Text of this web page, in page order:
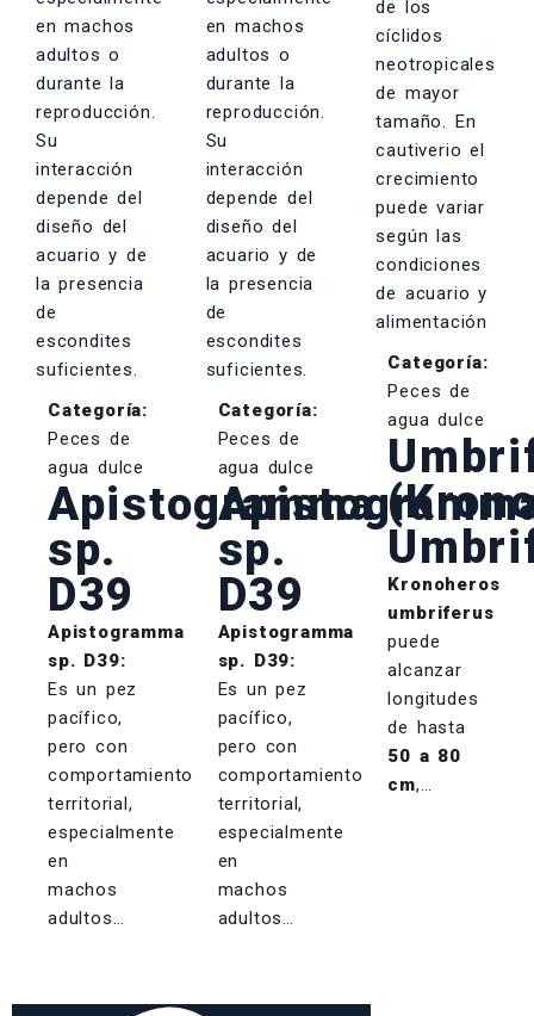
Categoría:
Peces de
agua dulce
Apistogramma
sp.
D39
Apistogramma
sp. D39:
Es un pez
pacífico,
pero con
comportamiento
territorial,
especialmente
en
machos
adultos…
Categoría:
Peces de
agua dulce
sp.
D39
Apistogramma
sp. D39:
Es un pez
pacífico,
pero con
comportamiento
territorial,
especialmente
en
machos
adultos…
Categoría:
Peces de
agua dulce
Kronoheros
umbriferus
puede
alcanzar
longitudes
de hasta
50 a 80
cm,…